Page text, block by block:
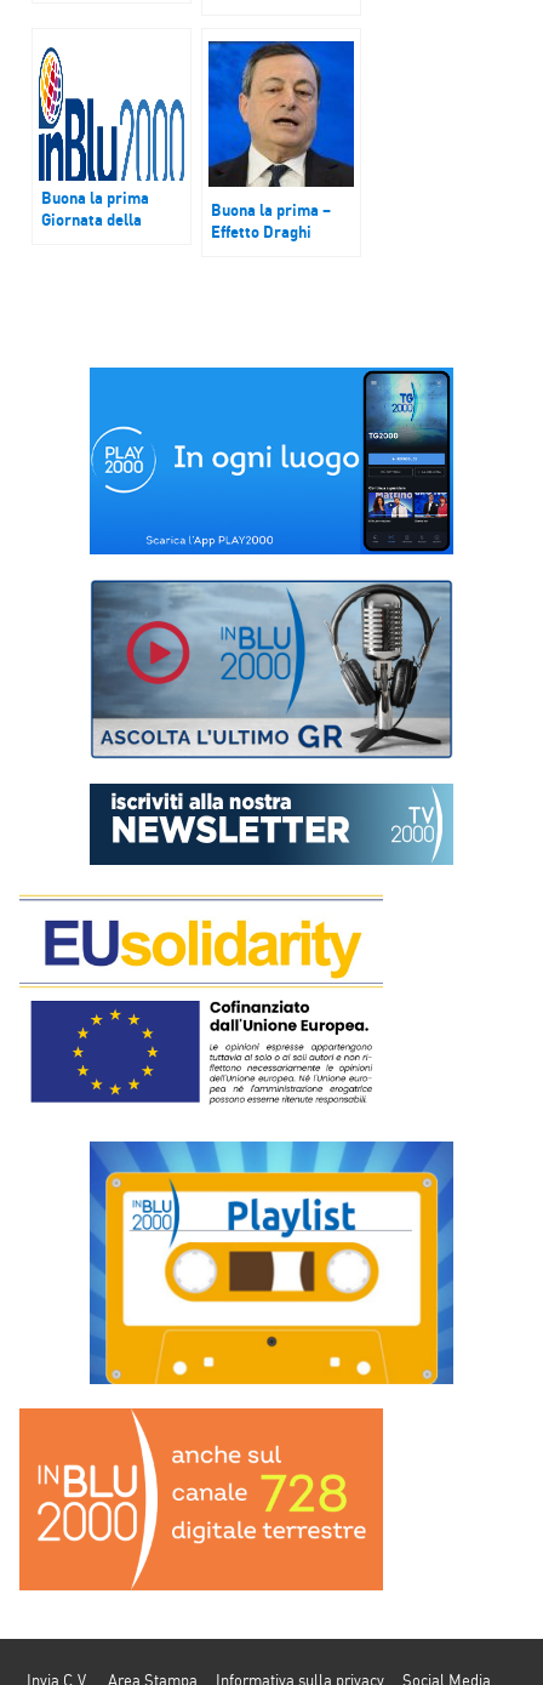
Viminale non
autorizza lo sbarco.
giudice, Mattarella:
“Resistere alle
intimidazioni della
mafia”
Buona la prima
Giornata della
Buona la prima –
Effetto Draghi
Invia C.V. Area Stampa Informativa sulla privacy Social Media